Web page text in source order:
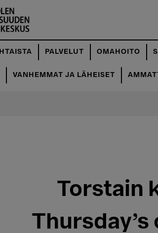
PALVELUT OMAHOITO
VANHEMMAT JA LÄHEISET
Torstain